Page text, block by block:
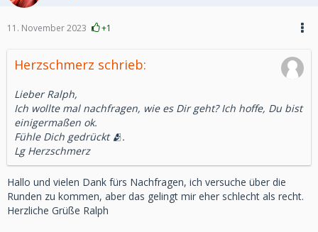
11. November 2023 +1
Herzschmerz schrieb:
Lieber Ralph,
Ich wollte mal nachfragen, wie es Dir geht? Ich hoffe, Du bist
einigermaßen ok.
Fühle Dich gedrückt 🫂.
Lg Herzschmerz
Hallo und vielen Dank fürs Nachfragen, ich versuche über die
Runden zu kommen, aber das gelingt mir eher schlecht als recht.
Herzliche Grüße Ralph